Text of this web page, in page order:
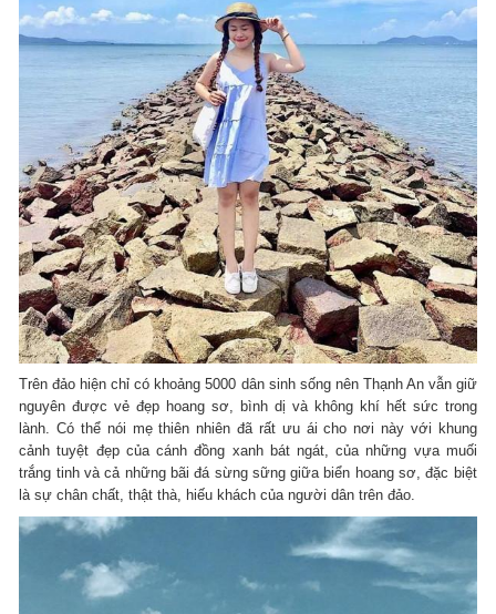
Trên đảo hiện chỉ có khoảng 5000 dân sinh sống nên Thạnh An vẫn giữ
nguyên được vẻ đẹp hoang sơ, bình dị và không khí hết sức trong
lành. Có thể nói mẹ thiên nhiên đã rất ưu ái cho nơi này với khung
cảnh tuyệt đẹp của cánh đồng xanh bát ngát, của những vựa muối
trắng tinh và cả những bãi đá sừng sững giữa biển hoang sơ, đặc biệt
là sự chân chất, thật thà, hiếu khách của người dân trên đảo.